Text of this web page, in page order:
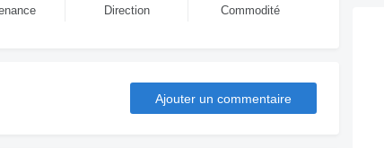
Direction Commodité
Ajouter un commentaire